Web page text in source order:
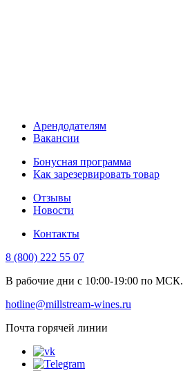
Арендодателям
Вакансии
Бонусная программа
Как зарезервировать товар
Отзывы
Новости
Контакты
8 (800) 222 55 07
В рабочие дни с 10:00-19:00 по МСК.
hotline@millstream-wines.ru
Почта горячей линии